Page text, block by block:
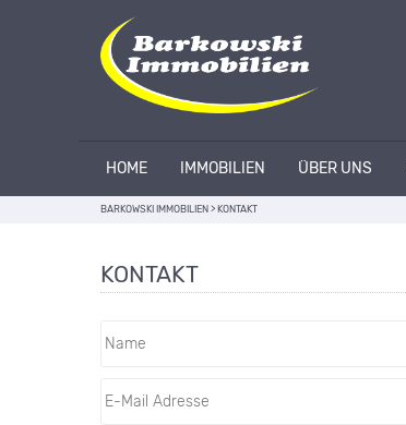
HOME IMMOBILIEN ÜBER UNS
BARKOWSKI IMMOBILIEN > KONTAKT
KONTAKT